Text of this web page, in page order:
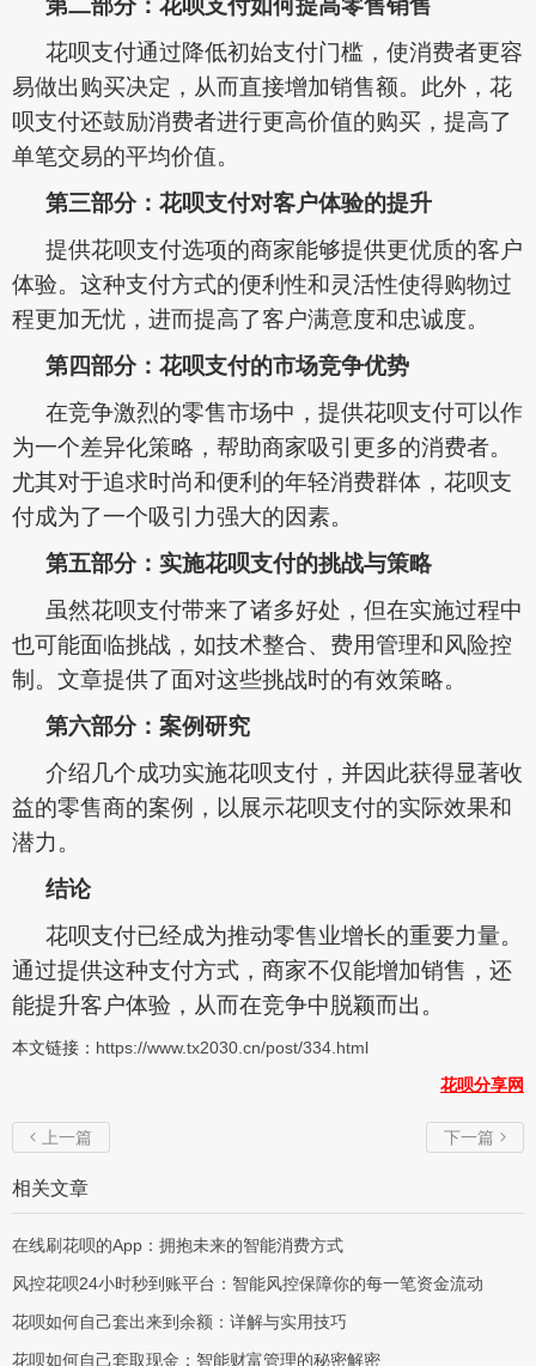
第二部分：花呗支付如何提高零售销售
花呗支付通过降低初始支付门槛，使消费者更容
易做出购买决定，从而直接增加销售额。此外，花
呗支付还鼓励消费者进行更高价值的购买，提高了
单笔交易的平均价值。
第三部分：花呗支付对客户体验的提升
提供花呗支付选项的商家能够提供更优质的客户
体验。这种支付方式的便利性和灵活性使得购物过
程更加无忧，进而提高了客户满意度和忠诚度。
第四部分：花呗支付的市场竞争优势
在竞争激烈的零售市场中，提供花呗支付可以作
为一个差异化策略，帮助商家吸引更多的消费者。
尤其对于追求时尚和便利的年轻消费群体，花呗支
付成为了一个吸引力强大的因素。
第五部分：实施花呗支付的挑战与策略
虽然花呗支付带来了诸多好处，但在实施过程中
也可能面临挑战，如技术整合、费用管理和风险控
制。文章提供了面对这些挑战时的有效策略。
第六部分：案例研究
介绍几个成功实施花呗支付，并因此获得显著收
益的零售商的案例，以展示花呗支付的实际效果和
潜力。
结论
花呗支付已经成为推动零售业增长的重要力量。
通过提供这种支付方式，商家不仅能增加销售，还
能提升客户体验，从而在竞争中脱颖而出。
本文链接： https://www.tx2030.cn/post/334.html
花呗分享网
 上一篇 下一篇 
相关文章
在线刷花呗的App：拥抱未来的智能消费方式
风控花呗24小时秒到账平台：智能风控保障你的每一笔资金流动
花呗如何自己套出来到余额：详解与实用技巧
花呗如何自己套取现金：智能财富管理的秘密解密